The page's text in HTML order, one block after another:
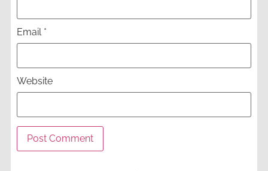
Email *
Website